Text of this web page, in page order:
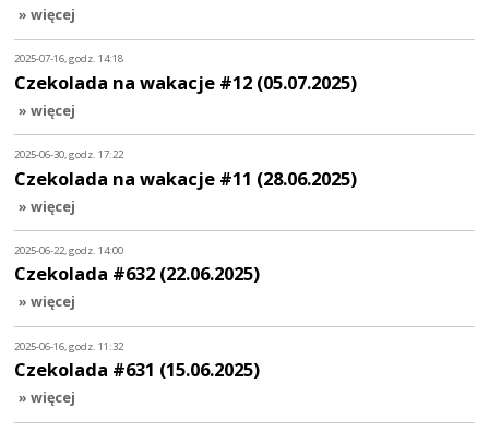
» więcej
2025-07-16, godz. 14:18
Czekolada na wakacje #12 (05.07.2025)
» więcej
2025-06-30, godz. 17:22
Czekolada na wakacje #11 (28.06.2025)
» więcej
2025-06-22, godz. 14:00
Czekolada #632 (22.06.2025)
» więcej
2025-06-16, godz. 11:32
Czekolada #631 (15.06.2025)
» więcej